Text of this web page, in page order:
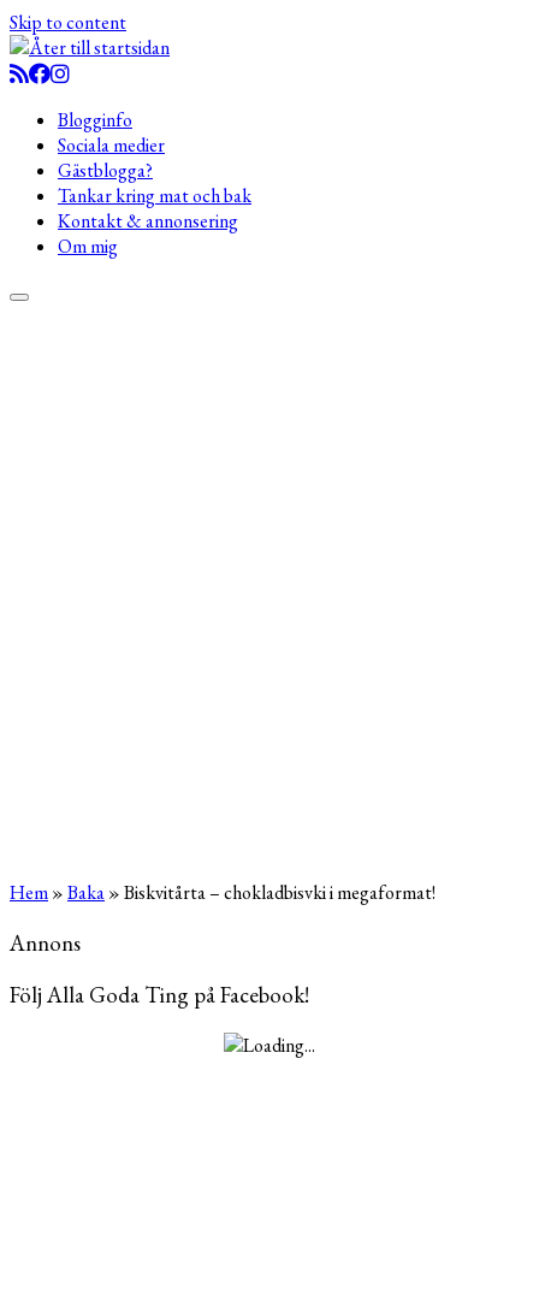
Skip to content
Blogginfo
Sociala medier
Gästblogga?
Tankar kring mat och bak
Kontakt & annonsering
Om mig
Hem»Baka»Biskvitårta – chokladbisvki i megaformat!
Annons
Följ Alla Goda Ting på Facebook!